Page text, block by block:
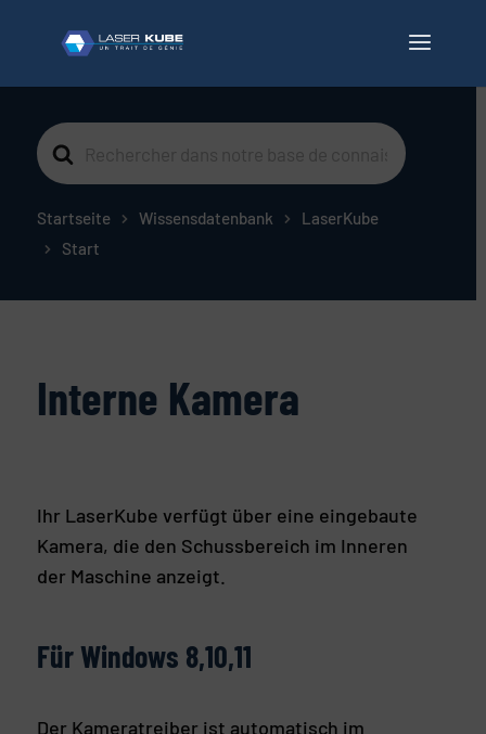
Suche
nach
Startseite Wissensdatenbank
LaserKube
Start
Interne Kamera
Ihr LaserKube verfügt über eine eingebaute
Kamera, die den Schussbereich im Inneren
der Maschine anzeigt.
Für Windows 8,10,11
Der Kameratreiber ist automatisch im